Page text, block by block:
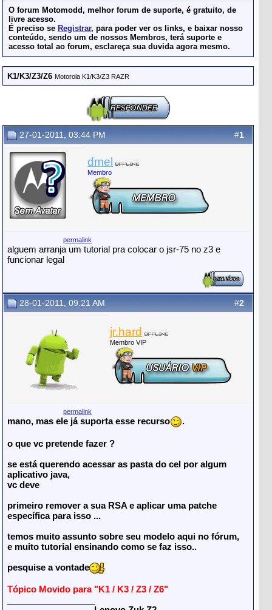
O forum Motomodd, melhor forum de suporte, é gratuito, de
livre acesso.
É preciso se Registrar, para poder ver os links, e baixar nosso
conteúdo, sendo um de nossos Membros, terá suporte e
acesso total ao forum, esclareça sua duvida agora mesmo.
K1/K3/Z3/Z6 Motorola K1/K3/Z3 RAZR
#1
27-01-2011, 03:44 PM
dmel
Membro
permalink
alguem arranja um tutorial pra colocar o jsr-75 no z3 e
funcionar legal
#2
28-01-2011, 09:21 AM
jr.hard
Membro VIP
permalink
mano, mas ele já suporta esse recurso .
o que vc pretende fazer ?
se está querendo acessar as pasta do cel por algum
aplicativo java,
vc deve
primeiro remover a sua RSA e aplicar uma patche
específica para isso ...
temos muito assunto sobre seu modelo aqui no fórum,
e muito tutorial ensinando como se faz isso..
pesquise a vontade
Tópico Movido para "K1 / K3 / Z3 / Z6"